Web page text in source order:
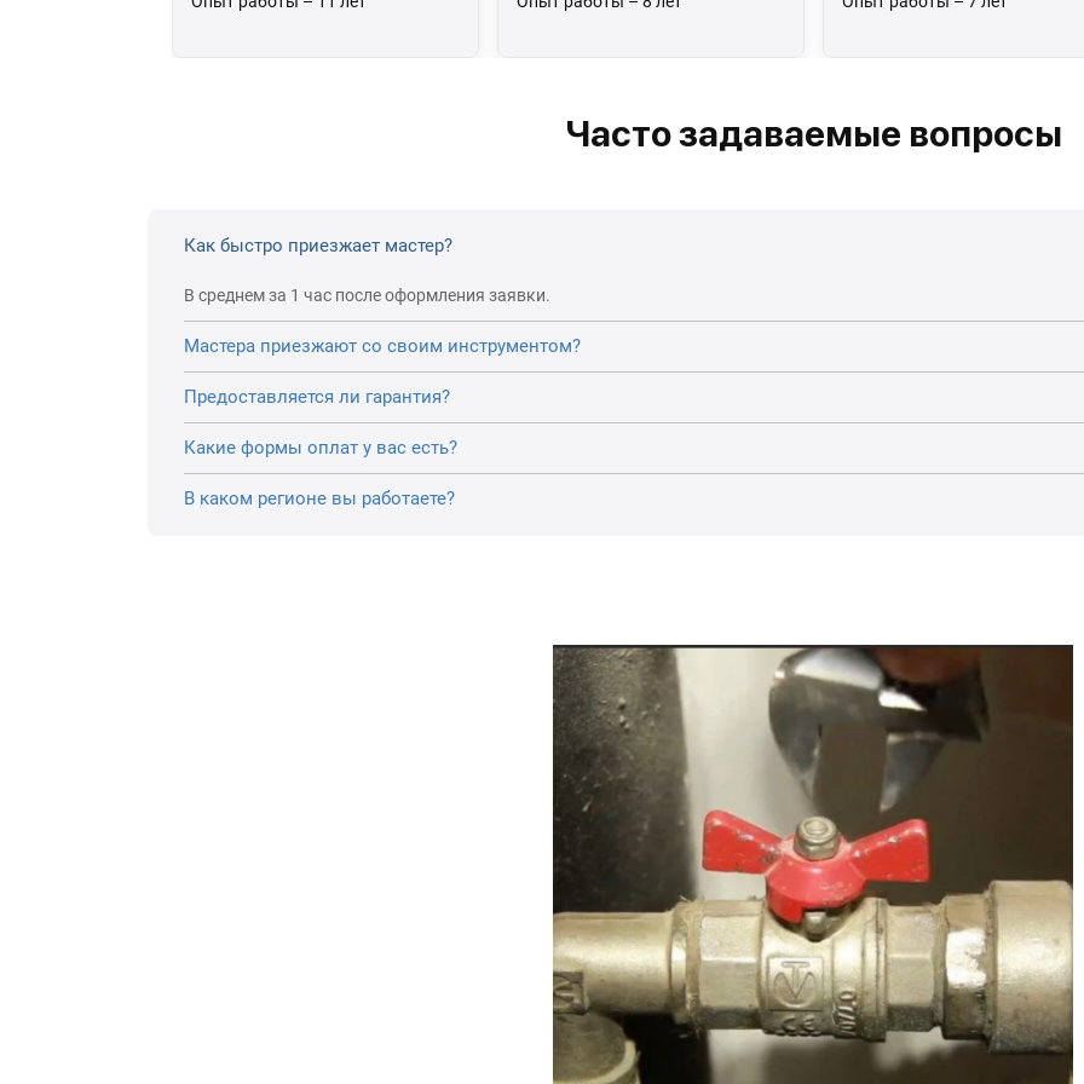
Часто задаваемые вопросы
Как быстро приезжает мастер?
В среднем за 1 час после оформления заявки.
Мастера приезжают со своим инструментом?
Предоставляется ли гарантия?
Какие формы оплат у вас есть?
В каком регионе вы работаете?